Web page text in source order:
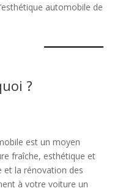
automobile de
?
est un moyen
fraîche, esthétique et
et la rénovation des
à votre voiture un